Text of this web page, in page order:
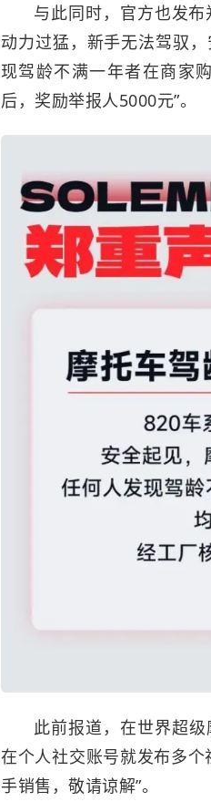
与此同时，官方也发
动力过猛，新手无法驾驭
现驾龄不满一年者在商家
后，奖励举报人5000元”。
此前报道，在世界超
在个人社交账号就发布多
手销售，敬请谅解”。